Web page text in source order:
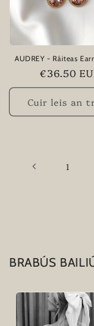
AUDREY - Ráiteas
Praghas
rialta
€36.50
Cuir leis an
1
BRABÚS